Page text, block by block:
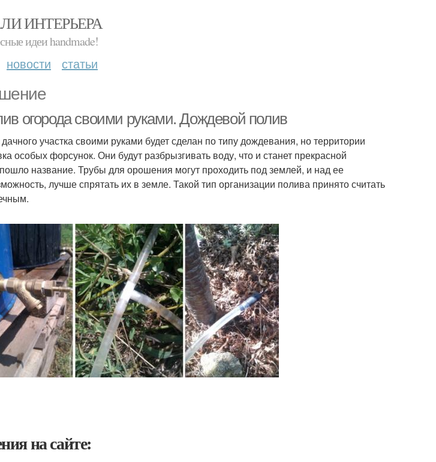
ИНТЕРЬЕРА
идеи handmade!
новости статьи
огорода своими руками. Дождевой полив
участка своими руками будет сделан по типу дождевания, но территории
особых форсунок. Они будут разбрызгивать воду, что и станет прекрасной
название. Трубы для орошения могут проходить под землей, и над ее
лучше спрятать их в земле. Такой тип организации полива принято считать
на сайте: